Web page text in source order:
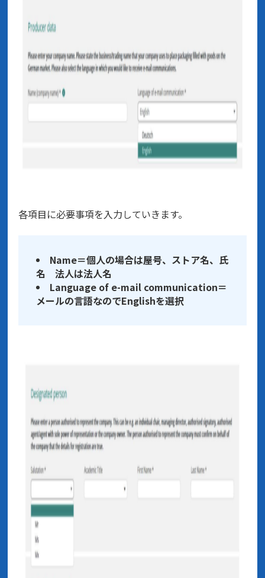
各項目に必要事項を入力していきます。
Name＝個人の場合は屋号、ストア名、氏
名 法人は法人名
Language of e-mail communication＝
メールの言語なのでEnglishを選択